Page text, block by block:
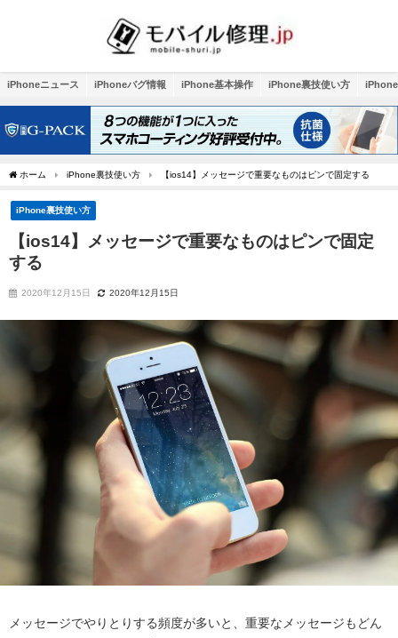
iPhoneニュース iPhoneバグ情報 iPhone基本操作 iPhone裏技使い方
ホーム iPhone裏技使い方 【ios14】メッセージで重要なものはピンで固定する
iPhone裏技使い方
【ios14】メッセージで重要なものはピンで固定
する
2020年12月15日 2020年12月15日
メッセージでやりとりする頻度が多いと、重要なメッセージもどん